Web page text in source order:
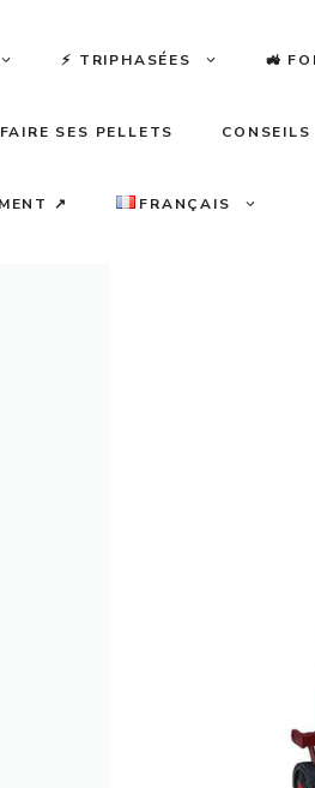
⚡️ TRIPHASÉES 🚜
FAIRE SES PELLETS CONSEILS
↗ FRANÇAIS